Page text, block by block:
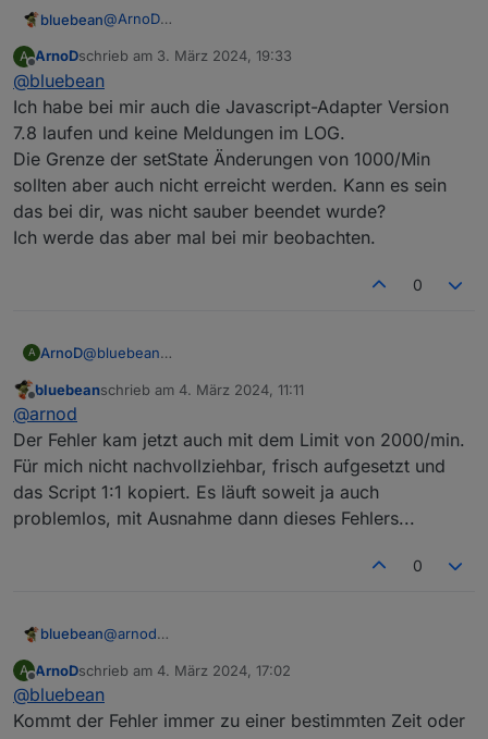
bluebean@ArnoD
umgezogen, dort habe ich die aktuellste Version 7.8
vom javascript-Adapter laufen mit iobroker 6.13.16.
Dieser wirft im Log mit Deinem aktuellen Script eine
Fehlermeldung aus:
Auf dem alten System mit javascript 7.16 (iobroker
6.13.16) kommt der Fehler nicht.
Kennst Du das? Eine schnelle Google-Suche zeigt
mir, dass das bei einigen Scripts kommt.
Eventuell wird da jetzt das setState überwacht. Kann
man da irgendwo das Limit hochsetzen?
PS: Ich habhierwas gefunden. Das Limit kann man
selbst in den Einstellungen der javascript-Instanz
Interessanterweise ist die Überwachung des
enthalten, und dennoch habe ich das bei der Version
A
Offline
ArnoDschrieb am 3. März 2024, 19:33
zuletzt editiert von
@bluebean
Ich habe bei mir auch die Javascript-Adapter Version
7.8 laufen und keine Meldungen im LOG.
Die Grenze der setState Änderungen von 1000/Min
sollten aber auch nicht erreicht werden. Kann es sein
das bei dir, was nicht sauber beendet wurde?
Ich werde das aber mal bei mir beobachten.
0
A ArnoD@bluebean
laufen und keine Meldungen im LOG.
sollten aber auch nicht erreicht werden. Kann es sein
das bei dir, was nicht sauber beendet wurde?
Ich werde das aber mal bei mir beobachten.
Offline
bluebeanschrieb am 4. März 2024, 11:11
zuletzt editiert von
@arnod
Der Fehler kam jetzt auch mit dem Limit von 2000/min.
Für mich nicht nachvollziehbar, frisch aufgesetzt und
das Script 1:1 kopiert. Es läuft soweit ja auch
problemlos, mit Ausnahme dann dieses Fehlers...
0
bluebean@arnod
2000/min. Für mich nicht nachvollziehbar, frisch
aufgesetzt und das Script 1:1 kopiert. Es läuft soweit
ja auch problemlos, mit Ausnahme dann dieses
A
Offline
ArnoDschrieb am 4. März 2024, 17:02
zuletzt editiert von
@bluebean
Kommt der Fehler immer zu einer bestimmten Zeit oder